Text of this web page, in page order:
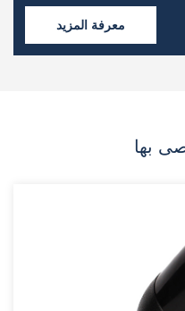
معرفة المزيد
بها